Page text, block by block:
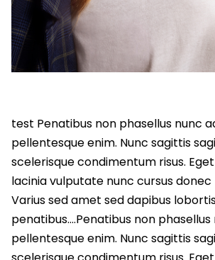
test Penatibus non phasellus nunc
pellentesque enim. Nunc sagittis
scelerisque condimentum risus.
lacinia vulputate nunc cursus donec
Varius sed amet sed dapibus
penatibus….Penatibus non
pellentesque enim. Nunc sagittis